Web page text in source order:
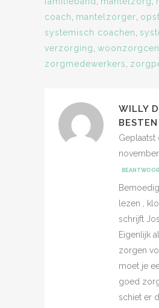
coach
mantelzorger
systemisch coachen
verzorging
zorgmedewerkers
WILLY
Geplaatst
november
lezen ,
schrijft
Eigenlijk
zorgen
moet je
goed
schiet er